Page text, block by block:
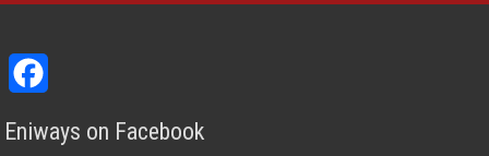
Eniways on Facebook